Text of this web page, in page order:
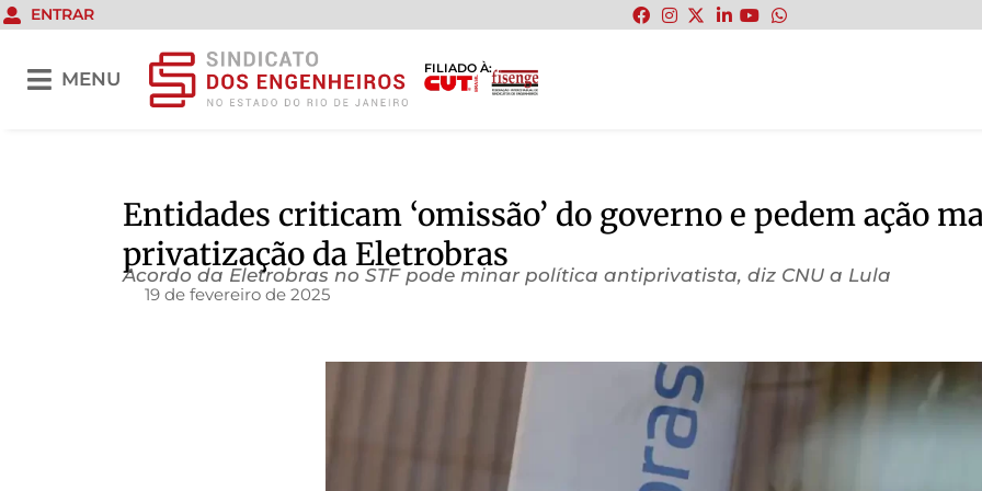
ENTRAR
MENU
FILIADO À:
Entidades criticam ‘omissão’ do governo e pedem ação
privatização da Eletrobras
Acordo da Eletrobras no STF pode minar política antiprivatista, diz CNU a Lula
19 de fevereiro de 2025